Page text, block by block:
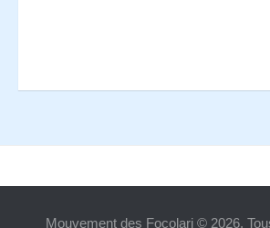
Mouvement des Focolari © 2026.